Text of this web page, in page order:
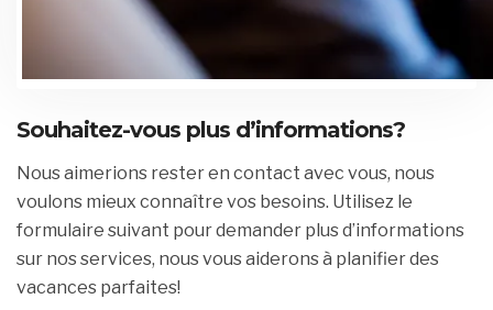
Souhaitez-vous plus d’informations?
Nous aimerions rester en contact avec vous, nous
voulons mieux connaître vos besoins. Utilisez le
formulaire suivant pour demander plus d’informations
sur nos services, nous vous aiderons à planifier des
vacances parfaites!